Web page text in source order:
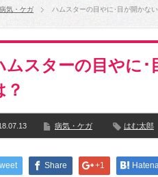
病気・ケガ ハムスターの目やに･目が開かな
ムスターの目やに･
？
病気・ケガ はむ太郎
Share +1